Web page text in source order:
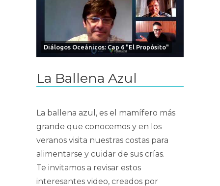
Diálogos Oceánicos: Cap 6 "El Propósito"
La Ballena Azul
La ballena azul, es el mamífero más
grande que conocemos y en los
veranos visita nuestras costas para
alimentarse y cuidar de sus crías.
Te invitamos a revisar estos
interesantes video, creados por